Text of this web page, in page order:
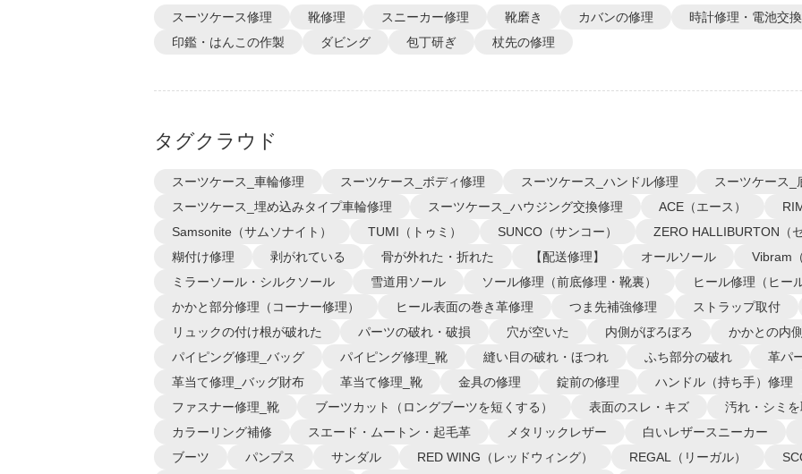
スーツケース修理 靴修理 スニーカー修理 靴磨き カバンの修理
時計修理・電池交換
印鑑・はんこの作製
ダビング 包丁研ぎ 杖先の修理
タグクラウド
スーツケース_車輪修理 スーツケース_ボディ修理 スーツケース_ハンドル修理
スーツケース_
スーツケース_埋め込みタイプ車輪修理
スーツケース_ハウジング交換修理 ACE（エース）
Samsonite（サムソナイト）
TUMI（トゥミ） SUNCO（サンコー）
ZERO HALLIBURTON（
糊付け修理
剥がれている 骨が外れた・折れた 【配送修理】 オールソール
Vibram
ミラーソール・シルクソール
雪道用ソール ソール修理（前底修理・靴裏）
ヒール修理（ヒー
かかと部分修理（コーナー修理）
ヒール表面の巻き革修理 つま先補強修理
ストラップ取付
リュックの付け根が破れた
パーツの破れ・破損 穴が空いた 内側がぼろぼろ
かかとの内
パイピング修理_バッグ
パイピング修理_靴 縫い目の破れ・ほつれ ふち部分の破れ
革パ
革当て修理_バッグ財布
革当て修理_靴 金具の修理 錠前の修理
ハンドル（持ち手）修理
ファスナー修理_靴
ブーツカット（ロングブーツを短くする） 表面のスレ・キズ
汚れ・シミ
カラーリング補修
スエード・ムートン・起毛革 メタリックレザー
白いレザースニーカー
ブーツ
パンプス サンダル RED WING（レッドウィング） REGAL（リーガル）